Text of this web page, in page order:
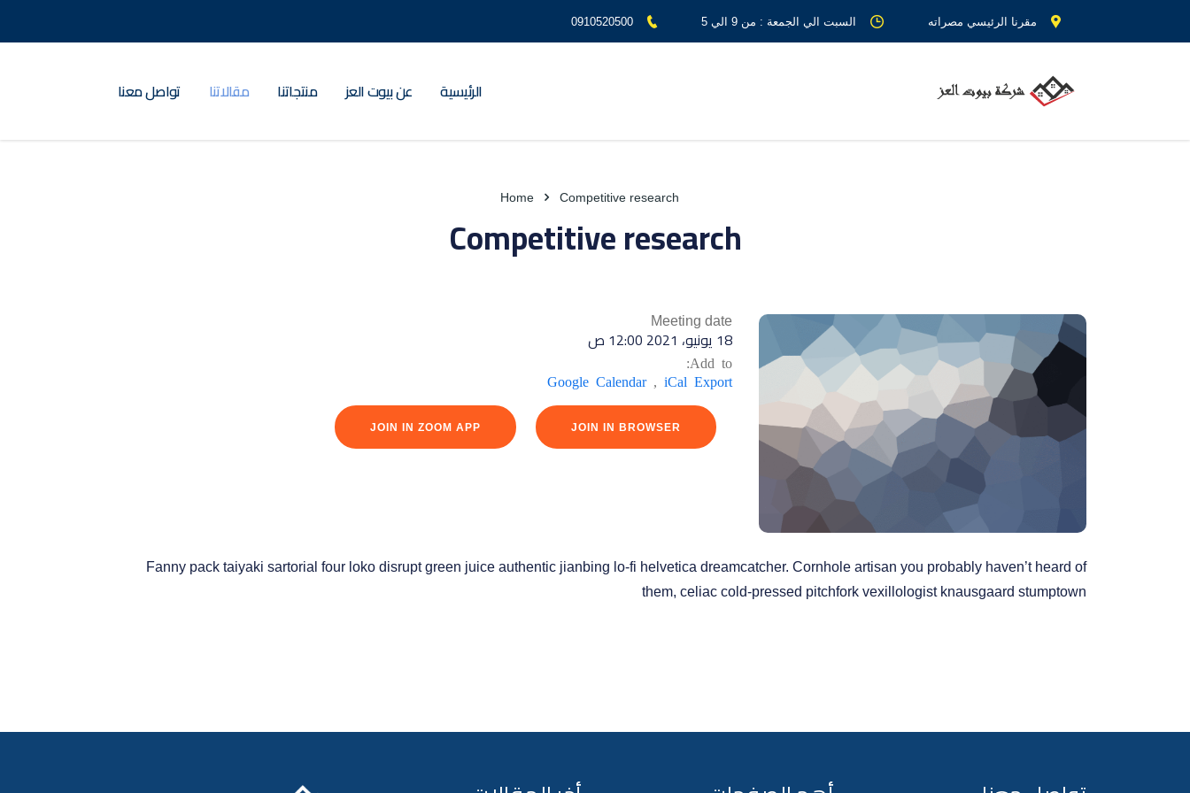
مقرنا الرئيسي مصراته السبت الي الجمعة : من 9 الي 5 0910520500
الرئيسية عن بيوت العز منتجاتنا مقالاتنا تواصل معنا
Home Competitive research
Competitive research
Meeting date
18 يونيو، 2021 12:00 ص
Add to:
Google Calendar,iCal Export
JOIN IN BROWSER
JOIN IN ZOOM APP
Fanny pack taiyaki sartorial four loko disrupt green juice authentic jianbing lo-fi helvetica dreamcatcher. Cornhole artisan you probably haven’t heard of
them, celiac cold-pressed pitchfork vexillologist knausgaard stumptown